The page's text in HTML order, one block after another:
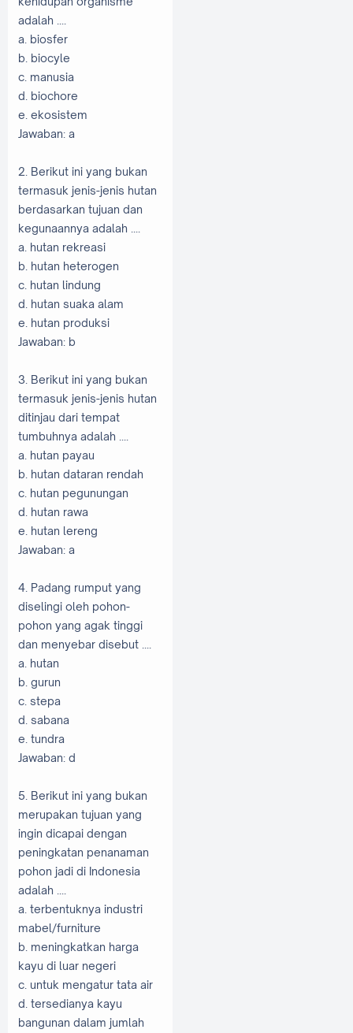
adalah ....
a. biosfer
b. biocyle
c. manusia
d. biochore
e. ekosistem
Jawaban: a
2. Berikut ini yang bukan
termasuk jenis-jenis hutan
berdasarkan tujuan dan
kegunaannya adalah ....
a. hutan rekreasi
b. hutan heterogen
c. hutan lindung
d. hutan suaka alam
e. hutan produksi
Jawaban: b
3. Berikut ini yang bukan
termasuk jenis-jenis hutan
ditinjau dari tempat
tumbuhnya adalah ....
a. hutan payau
b. hutan dataran rendah
c. hutan pegunungan
d. hutan rawa
e. hutan lereng
Jawaban: a
4. Padang rumput yang
diselingi oleh pohon-
pohon yang agak tinggi
dan menyebar disebut ....
a. hutan
b. gurun
c. stepa
d. sabana
e. tundra
Jawaban: d
5. Berikut ini yang bukan
merupakan tujuan yang
ingin dicapai dengan
peningkatan penanaman
pohon jadi di Indonesia
adalah ....
a. terbentuknya industri
mabel/furniture
b. meningkatkan harga
kayu di luar negeri
c. untuk mengatur tata air
d. tersedianya kayu
bangunan dalam jumlah